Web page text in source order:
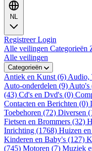
NL
RegistreerLogin
Alle veilingen Categorieën
Alle veilingen
Categorieën
Antiek en Kunst (6) Audio,
Auto-onderdelen (9) Auto's
(43) Cd's en Dvd's (0)
Contacten en Berichten (0)
Toebehoren (72) Diversen
Fietsen en Brommers (32)
Inrichting (1768) Huizen
Kinderen en Baby's (127)
(745) Motoren (7) Muziek